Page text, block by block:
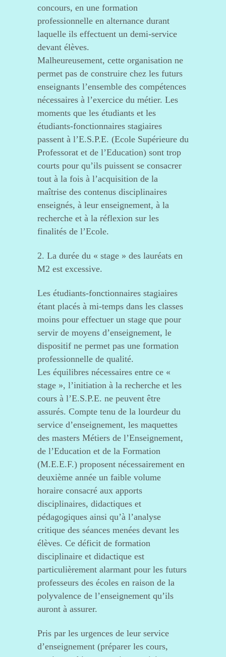
concours, en une formation
professionnelle en alternance durant
laquelle ils effectuent un demi-service
devant élèves.
Malheureusement, cette organisation ne
permet pas de construire chez les futurs
enseignants l’ensemble des compétences
nécessaires à l’exercice du métier. Les
moments que les étudiants et les
étudiants-fonctionnaires stagiaires
passent à l’E.S.P.E. (Ecole Supérieure du
Professorat et de l’Education) sont trop
courts pour qu’ils puissent se consacrer
tout à la fois à l’acquisition de la
maîtrise des contenus disciplinaires
enseignés, à leur enseignement, à la
recherche et à la réflexion sur les
finalités de l’Ecole.
2. La durée du « stage » des lauréats en
M2 est excessive.
Les étudiants-fonctionnaires stagiaires
étant placés à mi-temps dans les classes
moins pour effectuer un stage que pour
servir de moyens d’enseignement, le
dispositif ne permet pas une formation
professionnelle de qualité.
Les équilibres nécessaires entre ce «
stage », l’initiation à la recherche et les
cours à l’E.S.P.E. ne peuvent être
assurés. Compte tenu de la lourdeur du
service d’enseignement, les maquettes
des masters Métiers de l’Enseignement,
de l’Education et de la Formation
(M.E.E.F.) proposent nécessairement en
deuxième année un faible volume
horaire consacré aux apports
disciplinaires, didactiques et
pédagogiques ainsi qu’à l’analyse
critique des séances menées devant les
élèves. Ce déficit de formation
disciplinaire et didactique est
particulièrement alarmant pour les futurs
professeurs des écoles en raison de la
polyvalence de l’enseignement qu’ils
auront à assurer.
Pris par les urgences de leur service
d’enseignement (préparer les cours,